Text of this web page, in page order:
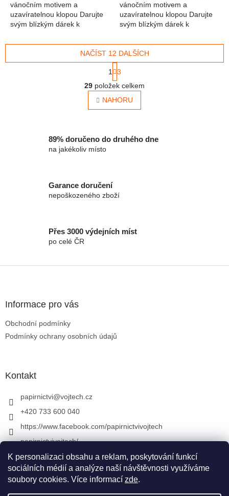
K personalizaci obsahu a reklam, poskytování funkcí
sociálních médií a analýze naší návštěvnosti využíváme
soubory cookies. Více informací zde.
vánočním motivem a
uzavíratelnou klopou Darujte
svým blízkým dárek k
peníze. Do obálky lze vložit
peníze nebo dárkový...
vánočním motivem a
uzavíratelnou klopou Darujte
svým blízkým dárek k
peníze. Do obálky lze vložit
peníze nebo dárkový...
Ovládací prvky výpisu
NAČÍST 12 DALŠÍCH
1
3
29 položek celkem
NAHORU
89% doručeno do druhého dne
na jakékoliv místo
Garance doručení
nepoškozeného zboží
Přes 3000 výdejních míst
po celé ČR
Informace pro vás
Obchodní podmínky
Podmínky ochrany osobních údajů
Kontakt
papirnictvi@vojtech.cz
+420 733 600 040
https://www.facebook.com/papirnictvivojtech
papirnictvivojtech/
+420 733 600 040